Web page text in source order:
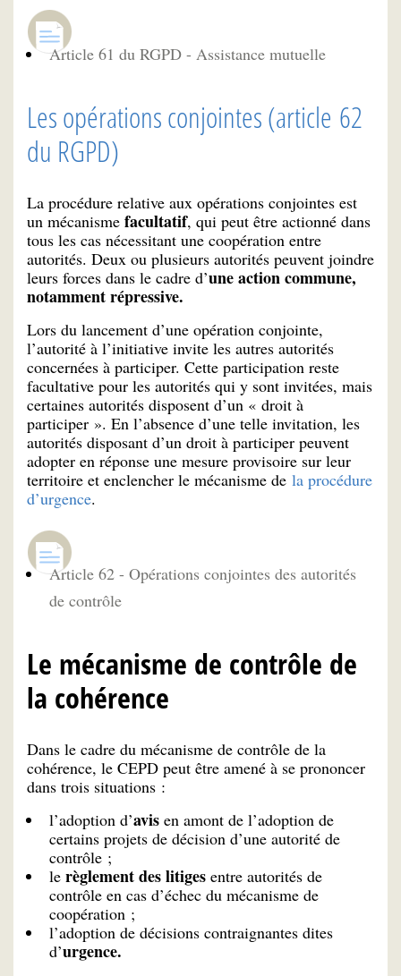
Article 61 du RGPD - Assistance mutuelle
Les opérations conjointes (article 62
du RGPD)
La procédure relative aux opérations conjointes est
un mécanisme facultatif, qui peut être actionné dans
tous les cas nécessitant une coopération entre
autorités. Deux ou plusieurs autorités peuvent joindre
leurs forces dans le cadre d’une action commune,
notamment répressive.
Lors du lancement d’une opération conjointe,
l’autorité à l’initiative invite les autres autorités
concernées à participer. Cette participation reste
facultative pour les autorités qui y sont invitées, mais
certaines autorités disposent d’un « droit à
participer ». En l’absence d’une telle invitation, les
autorités disposant d’un droit à participer peuvent
adopter en réponse une mesure provisoire sur leur
territoire et enclencher le mécanisme de la procédure
d’urgence.
Article 62 - Opérations conjointes des autorités
de contrôle
Le mécanisme de contrôle de
la cohérence
Dans le cadre du mécanisme de contrôle de la
cohérence, le CEPD peut être amené à se prononcer
dans trois situations :
l’adoption d’avis en amont de l’adoption de
certains projets de décision d’une autorité de
contrôle ;
le règlement des litiges entre autorités de
contrôle en cas d’échec du mécanisme de
coopération ;
l’adoption de décisions contraignantes dites
d’urgence.